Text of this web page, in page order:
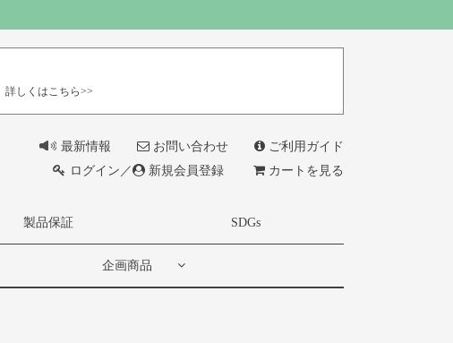
詳しくはこちら>>
最新情報 お問い合わせ
ご利用ガイド
ログイン／
新規会員登録 カートを見る
製品保証 SDGs
企画商品